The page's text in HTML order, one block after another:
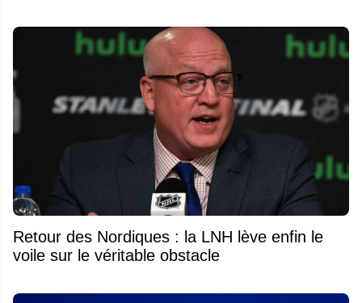
Retour des Nordiques : la LNH lève enfin le
voile sur le véritable obstacle